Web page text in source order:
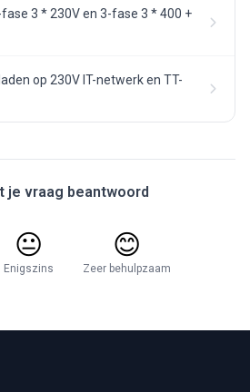
3 * 230V en 3-fase 3 * 400 +
op 230V IT-netwerk en TT-
je vraag beantwoord
😐
Enigszins
😊
Zeer behulpzaam